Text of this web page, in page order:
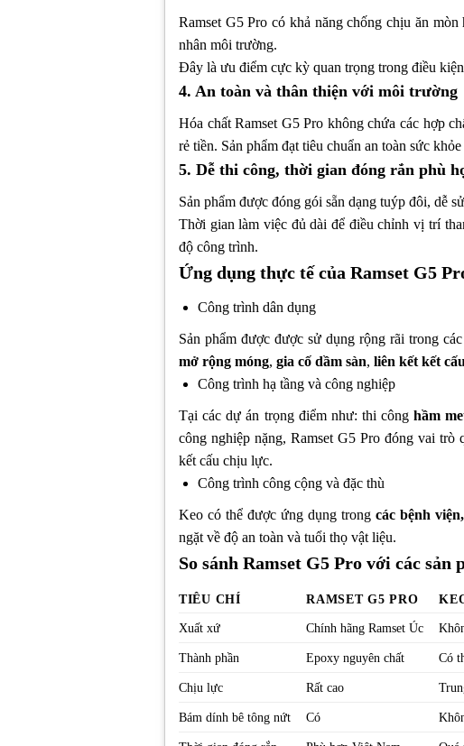
Ramset G5 Pro có khả năng chống chịu ăn
nhân môi trường.
Đây là ưu điểm cực kỳ quan trọng trong điều
4. An toàn và thân thiện với môi trường
Hóa chất Ramset G5 Pro không chứa các hợp
rẻ tiền. Sản phẩm đạt tiêu chuẩn an toàn sức
5. Dễ thi công, thời gian đóng rắn phù
Sản phẩm được đóng gói sẵn dạng tuýp đôi, dễ
Thời gian làm việc đủ dài để điều chỉnh vị trí
độ công trình.
Ứng dụng thực tế của Ramset G5
Công trình dân dụng
Sản phẩm được được sử dụng rộng rãi trong
mở rộng móng, gia cố dầm sàn, liên kết kết
Công trình hạ tầng và công nghiệp
Tại các dự án trọng điểm như: thi cônghầm
công nghiệp nặng, Ramset G5 Pro đóng vai
kết cấu chịu lực.
Công trình công cộng và đặc thù
Keo có thể được ứng dụng trongcác bệnh
ngặt về độ an toàn và tuổi thọ vật liệu.
So sánh Ramset G5 Pro với các sản
TIÊU CHÍ RAMSET G5 PRO
Xuất xứ
Chính hãng Ramset Úc
Thành phần Epoxy nguyên chất Có
Chịu lực Rất cao
Bám dính bê tông nứt Có